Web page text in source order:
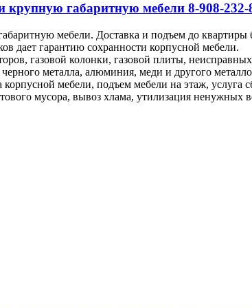
крупную габаритную мебели 8-908-232-
мебели. Доставка и подъем до
дает гарантию сохранности корпусной мебели.
газовой колонки, газовой плиты,
металла, алюминия, меди и другого
корпусной мебели, подъем мебели на этаж, услуга
мусора, вывоз хлама, утилизация ненужных